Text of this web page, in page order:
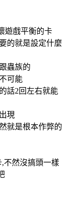
遊戲平衡的卡
的就是設定什麼
蟲族的
可能
話2回左右就能
現
就是根本作弊的
不然沒搞頭一樣